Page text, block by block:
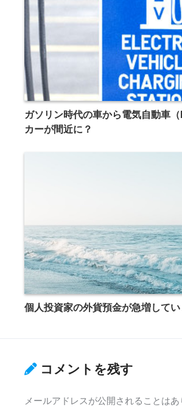
ガソリン時代の車から電気自動車
カーが間近に？
個人投資家の外貨預金が急増して
コメントを残す
メールアドレスが公開されることはあ